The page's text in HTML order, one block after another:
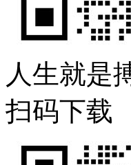
人生就是
扫码下载